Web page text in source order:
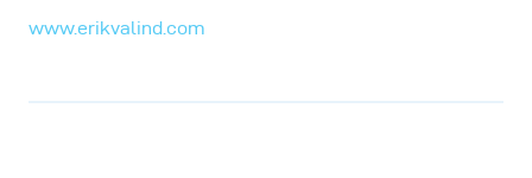
www.erikvalind.com